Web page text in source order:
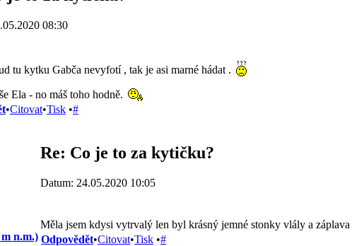
08:30
tu kytku Gabča nevyfotí , tak je asi marné hádat .
Ela - no máš toho hodně.
•Citovat•Tisk •#
n.m.)
Re: Co je to za kytičku?
Datum: 24.05.2020 10:05
Měla jsem kdysi vytrvalý len byl krásný jemné stonky vlály a
Odpovědět•Citovat•Tisk •#